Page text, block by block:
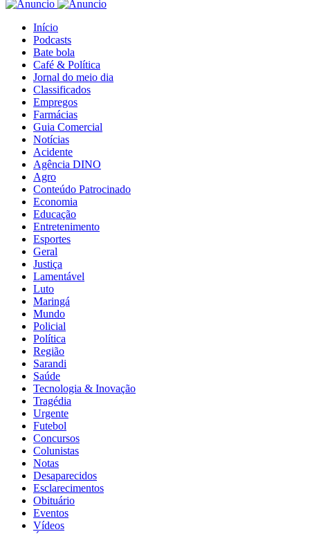
Início
Podcasts
Bate bola
Café & Política
Jornal do meio dia
Classificados
Empregos
Farmácias
Guia Comercial
Notícias
Acidente
Agência DINO
Agro
Conteúdo Patrocinado
Economia
Educação
Entretenimento
Esportes
Geral
Justiça
Lamentável
Luto
Maringá
Mundo
Policial
Política
Região
Sarandi
Saúde
Tecnologia & Inovação
Tragédia
Urgente
Futebol
Concursos
Colunistas
Notas
Desaparecidos
Esclarecimentos
Obituário
Eventos
Vídeos